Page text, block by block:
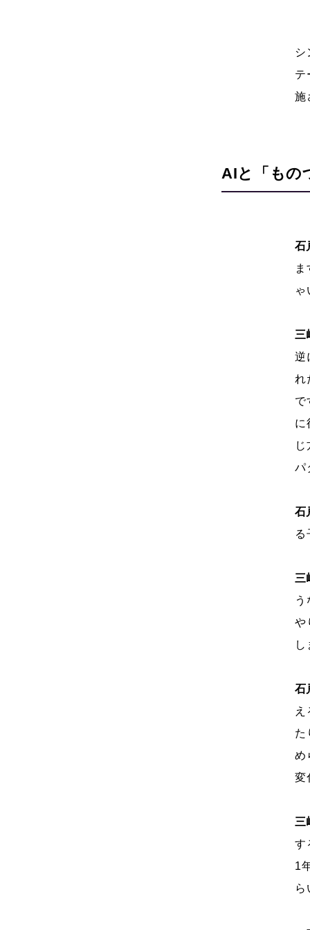
テ
施
AIと「もの
石
ゃ
三
逆
れ
で
に
パ
石
三
や
石
た
め
変
三
す
1